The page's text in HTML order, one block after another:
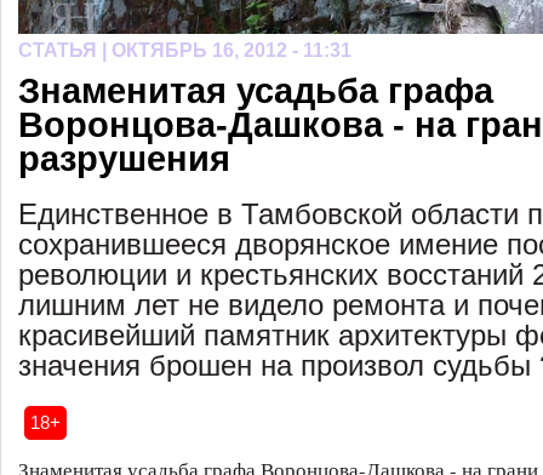
СТАТЬЯ | ОКТЯБРЬ 16, 2012 - 11:31
Знаменитая усадьба графа
Воронцова-Дашкова - на
разрушения
Единственное в Тамбовской области
сохранившееся дворянское имение
революции и крестьянских восстаний
лишним лет не видело ремонта и
красивейший памятник архитектуры
значения брошен на произвол судьбы
18+
Знаменитая усадьба графа Воронцова-Дашкова - на